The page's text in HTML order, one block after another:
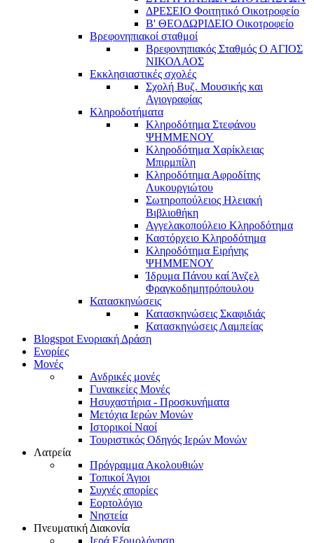
ΔΡΕΣΕΙΟ Φοιτητικό Οικοτροφείο
Β' ΘΕΟΔΩΡΙΔΕΙΟ Οικοτροφείο
Βρεφονηπιακοί σταθμοί
Βρεφονηπιακός Σταθμός Ο ΑΓΙΟΣ
ΝΙΚΟΛΑΟΣ
Εκκλησιαστικές σχολές
Σχολή Βυζ. Μουσικής και
Αγιογραφίας
Κληροδοτήματα
Κληροδότημα Στεφάνου
ΨΗΜΜΕΝΟΥ
Κληροδότημα Χαρίκλειας
Μπιρμπίλη
Κληροδότημα Αφροδίτης
Λυκουργιώτου
Σωτηροπούλειος Ηλειακή
Βιβλιοθήκη
Αγγελακοπούλειο Κληροδότημα
Καστόρχειο Κληροδότημα
Κληροδότημα Ειρήνης
ΨΗΜΜΕΝΟΥ
Ίδρυμα Πάνου καί Άνζελ
Φραγκοδημητρόπουλου
Κατασκηνώσεις
Κατασκηνώσεις Σκαφιδιάς
Κατασκηνώσεις Λαμπείας
Blogspot Ενοριακή Δράση
Ενορίες
Μονές
Ανδρικές μονές
Γυναικείες Μονές
Ησυχαστήρια - Προσκυνήματα
Μετόχια Ιερών Μονών
Ιστορικοί Ναοί
Τουριστικός Οδηγός Ιερών Μονών
Λατρεία
Πρόγραμμα Ακολουθιών
Τοπικοί Άγιοι
Συχνές απορίες
Εορτολόγιο
Νηστεία
Πνευματική Διακονία
Ιερά Εξομολόγηση